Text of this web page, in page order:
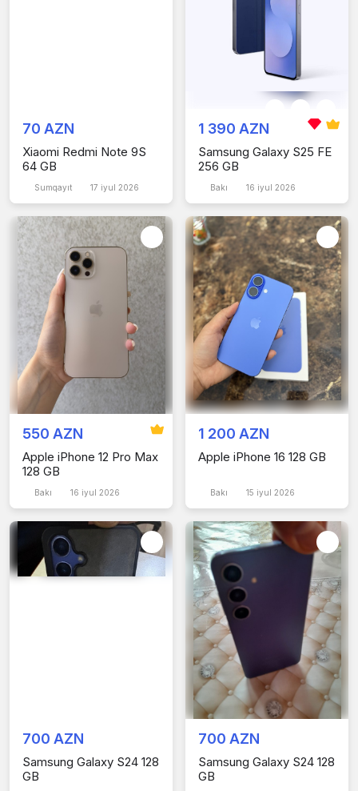
70 AZN
Xiaomi Redmi Note 9S
64 GB
Sumqayıt 17 iyul 2026
1 390 AZN
Samsung Galaxy S25 FE
256 GB
Bakı 16 iyul 2026
550 AZN
Apple iPhone 12 Pro Max
128 GB
Bakı 16 iyul 2026
1 200 AZN
Apple iPhone 16 128 GB
Bakı 15 iyul 2026
700 AZN
Samsung Galaxy S24 128
GB
700 AZN
Samsung Galaxy S24 128
GB